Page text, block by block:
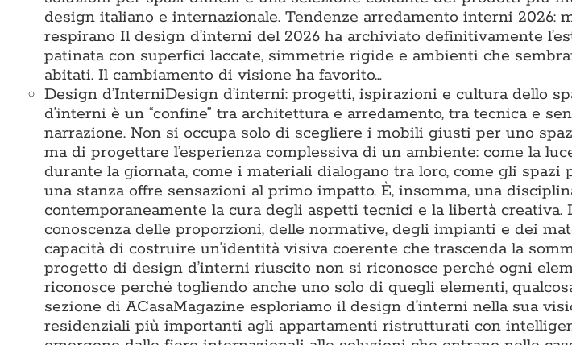
design italiano e internazionale. Tendenze arredamento interni 2026:
respirano Il design d’interni del 2026 ha archiviato definitivamente
patinata con superfici laccate, simmetrie rigide e ambienti che
abitati. Il cambiamento di visione ha favorito…
Design d’InterniDesign d’interni: progetti, ispirazioni e cultura dello
d’interni è un “confine” tra architettura e arredamento, tra tecnica e
narrazione. Non si occupa solo di scegliere i mobili giusti per uno
ma di progettare l’esperienza complessiva di un ambiente: come la
durante la giornata, come i materiali dialogano tra loro, come gli spazi
una stanza offre sensazioni al primo impatto. È, insomma, una
contemporaneamente la cura degli aspetti tecnici e la libertà creativa.
conoscenza delle proporzioni, delle normative, degli impianti e dei
capacità di costruire un’identità visiva coerente che trascenda la
progetto di design d’interni riuscito non si riconosce perché ogni
riconosce perché togliendo anche uno solo di quegli elementi,
sezione di ACasaMagazine esploriamo il design d’interni nella sua
residenziali più importanti agli appartamenti ristrutturati con